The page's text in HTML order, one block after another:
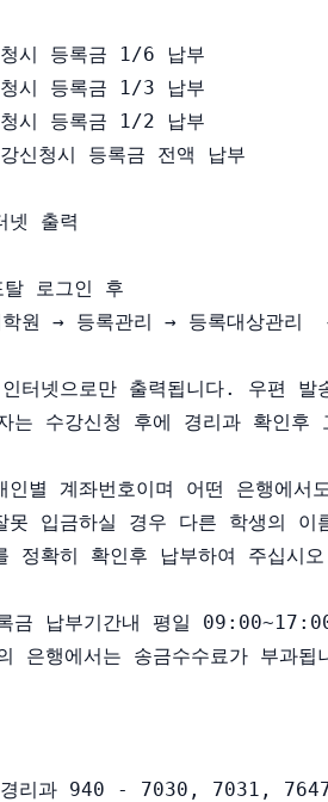
시 등록금 1/6 납부
시 등록금 1/3 납부
시 등록금 1/2 납부
신청시 등록금 전액 납부
넷 출력
탈 로그인 후
원 → 등록관리 → 등록대상관리
터넷으로만 출력됩니다. 우편 발
수강신청 후에 경리과 확인후
별 계좌번호이며 어떤 은행에
못 입금하실 경우 다른 학생의
정확히 확인후 납부하여 주십시오
금 납부기간내 평일
은행에서는 송금수수료가 부과됩
리과 940 - 7030, 7031,